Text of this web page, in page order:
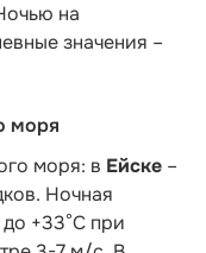
на
значения –
моря
моря: в Ейске –
Ночная
+33°С при